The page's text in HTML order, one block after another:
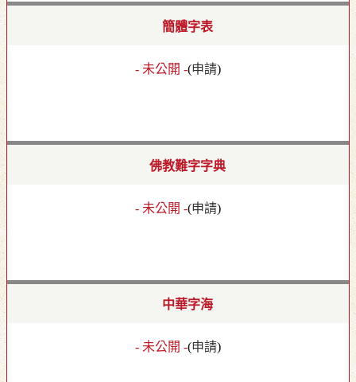
簡體字表
- 未公開 -(申請)
佛教難字字典
- 未公開 -(申請)
中華字海
- 未公開 -(申請)